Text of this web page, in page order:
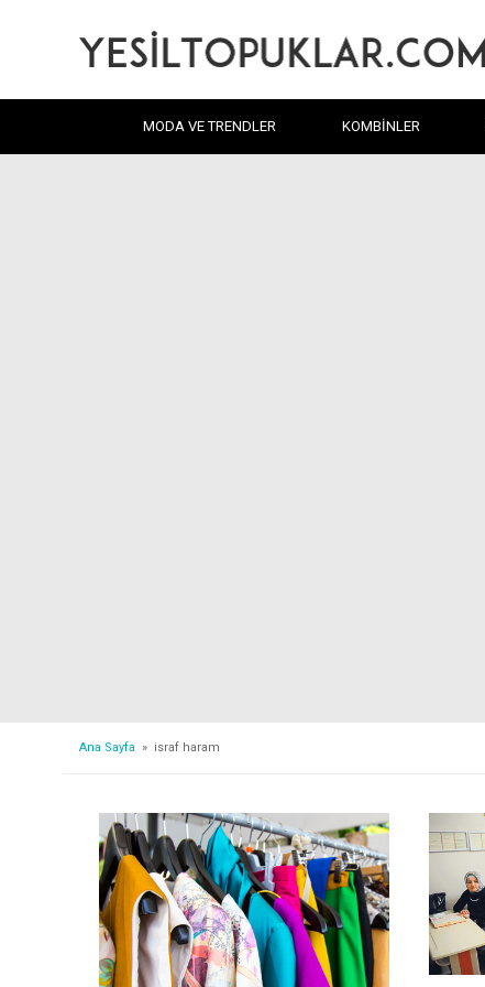
MODA VE TRENDLER KOMBINLER
Ana Sayfa » israf haram